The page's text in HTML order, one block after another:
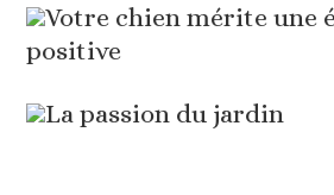
Votre chien mérite une
positive
La passion du jardin